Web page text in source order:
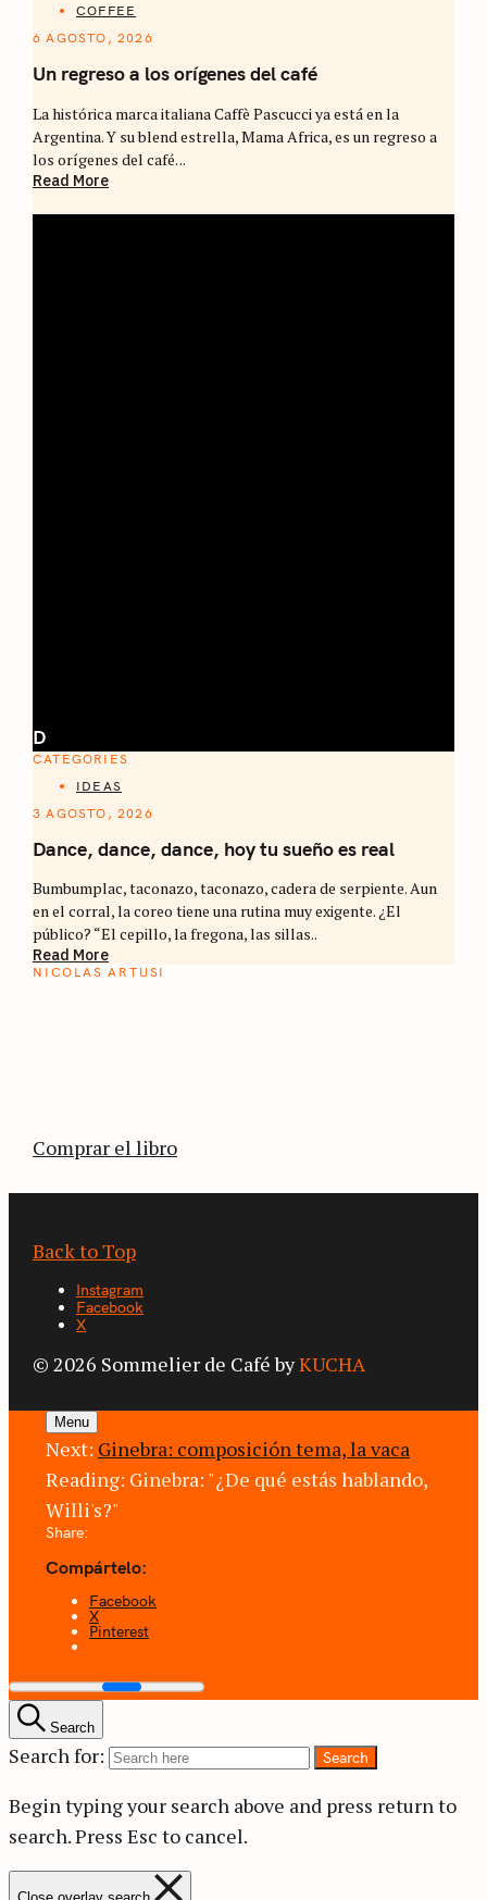
COFFEE
6 AGOSTO, 2026
Un regreso a los orígenes del café
La histórica marca italiana Caffè Pascucci ya está en la
Argentina. Y su blend estrella, Mama Africa, es un regreso a
los orígenes del café. ..
Read More
D
CATEGORIES
IDEAS
3 AGOSTO, 2026
Dance, dance, dance, hoy tu sueño es real
Bumbumplac, taconazo, taconazo, cadera de serpiente. Aun
en el corral, la coreo tiene una rutina muy exigente. ¿El
público? “El cepillo, la fregona, las sillas..
Read More
NICOLAS ARTUSI
Comprar el libro
Back to Top
Instagram
Facebook
X
© 2026 Sommelier de Café byKUCHA
Menu
Next: Ginebra: composición tema, la vaca
Reading: Ginebra: "¿De qué estás hablando,
Willi's?"
Share:
Compártelo:
Facebook
X
Pinterest
Search
Search for: Search
Begin typing your search above and press return to
search.Press Esc to cancel.